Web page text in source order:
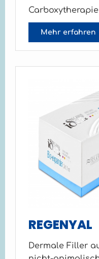
Carboxytherapie
Mehr erfahren
REGENYAL
Dermale Filler